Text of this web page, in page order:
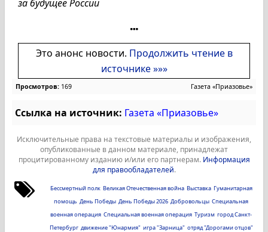
за будущее России
Это анонс новости. Продолжить чтение в
источнике »»»
Просмотров: 169 Газета «Приазовье»
Ссылка на источник: Газета «Приазовье»
Исключительные права на текстовые материалы и изображения,
опубликованные в данном материале, принадлежат
процитированному изданию и/или его партнерам. Информация
для правообладателей.
Бессмертный полк Великая Отечественная война Выставка Гуманитарная
помощь День Победы День Победы 2026 Добровольцы Специальная
военная операция Специальная военная операция Туризм город Санкт-
Петербург движение "Юнармия" игра "Зарница" отряд "Дорогами отцов"